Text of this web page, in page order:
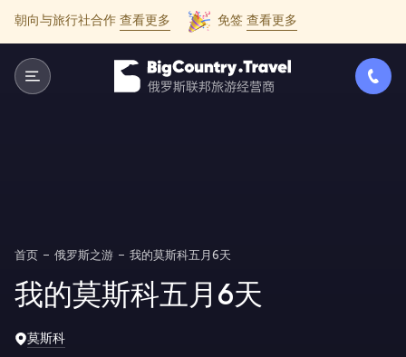
朝向与旅行社合作 查看更多 免签 查看更多
首页 俄罗斯之游 我的莫斯科五月6天
我的莫斯科五月6天
莫斯科